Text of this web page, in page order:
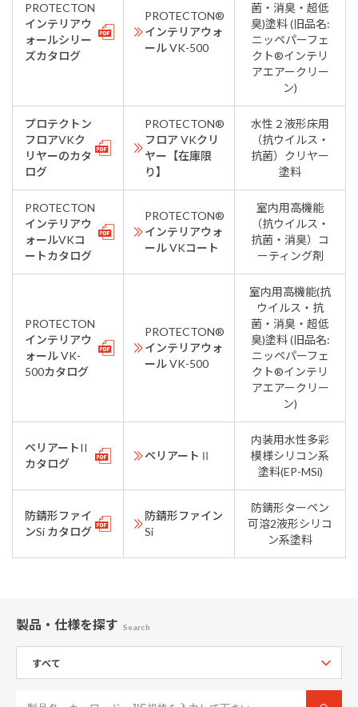
PROTECTON
インテリアウ
ォールシリー
ズカタログ
PROTECTON®
インテリアウォ
ール VK-500
菌・消臭・超低
臭)塗料 (旧品名:
ニッペパーフェ
クト®インテリ
アエアークリー
ン)
プロテクトン
フロアVKク
リヤーのカタ
ログ
PROTECTON®
フロア VKクリ
ヤー【在庫限
り】
水性２液形床用
（抗ウイルス・
抗菌）クリヤー
塗料
PROTECTON
インテリアウ
ォールVKコ
ートカタログ
PROTECTON®
インテリアウォ
ール VKコート
室内用高機能
（抗ウイルス・
抗菌・消臭）コ
ーティング剤
PROTECTON
インテリアウ
ォール VK-
500カタログ
PROTECTON®
インテリアウォ
ール VK-500
室内用高機能(抗
ウイルス・抗
菌・消臭・超低
臭)塗料 (旧品名:
ニッペパーフェ
クト®インテリ
アエアークリー
ン)
ペリアートII
カタログ
ペリアートⅡ
内装用水性多彩
模様シリコン系
塗料(EP-MSi)
防錆形ファイ
ンSi カタログ
防錆形ファイン
Si
防錆形ターペン
可溶2液形シリコ
ン系塗料
製品・仕様を探す Search